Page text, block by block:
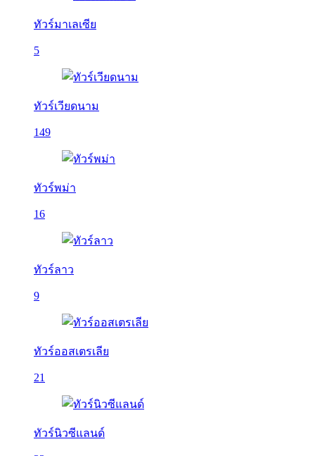
ทัวร์มาเลเซีย
5
ทัวร์เวียดนาม
149
ทัวร์พม่า
16
ทัวร์ลาว
9
ทัวร์ออสเตรเลีย
21
ทัวร์นิวซีแลนด์